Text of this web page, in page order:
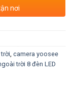
nơi
camera yoosee
trời 8 đèn LED